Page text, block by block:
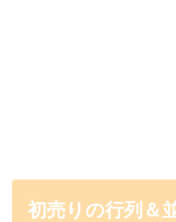
初売りの行列＆